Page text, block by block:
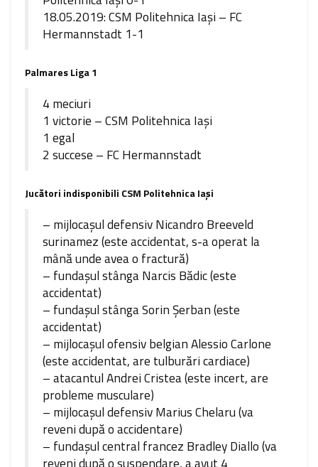
18.05.2019: CSM Politehnica Iași – FC
Hermannstadt 1-1
Palmares Liga 1
4 meciuri
1 victorie – CSM Politehnica Iași
1 egal
2 succese – FC Hermannstadt
Jucători indisponibili CSM Politehnica Iași
– mijlocaşul defensiv Nicandro Breeveld
surinamez (este accidentat, s-a operat la
mână unde avea o fractură)
– fundaşul stânga Narcis Bădic (este
accidentat)
– fundaşul stânga Sorin Şerban (este
accidentat)
– mijlocaşul ofensiv belgian Alessio Carlone
(este accidentat, are tulburări cardiace)
– atacantul Andrei Cristea (este incert, are
probleme musculare)
– mijlocaşul defensiv Marius Chelaru (va
reveni după o accidentare)
– fundaşul central francez Bradley Diallo (va
reveni după o suspendare, a avut 4